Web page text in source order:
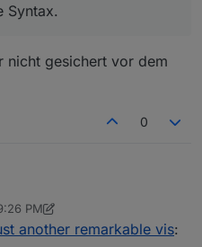
Syntax.
nicht gesichert vor dem
0
PM
2020, 11:27 PM
another remarkable vis: